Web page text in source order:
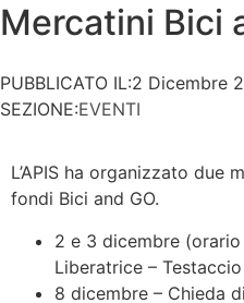
Mercatini Bici
PUBBLICATO IL:2 Dicembre
SEZIONE:EVENTI
L’APIS ha organizzato due
fondi Bici and GO.
2 e 3 dicembre (orario
Liberatrice – Testaccio
8 dicembre – Chieda